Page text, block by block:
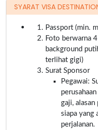
SYARAT VISA
Passport (min.
Foto berwarna
background
terlihat gigi)
Surat Sponsor
Pegawai:
gaji, alasan
siapa yang
perjalanan.